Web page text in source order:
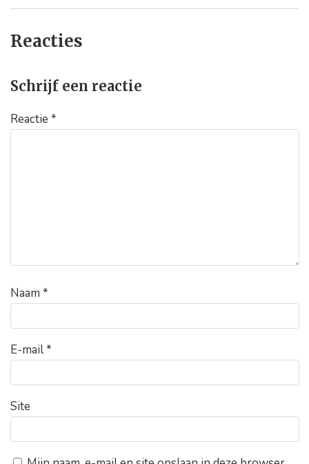
Reacties
Schrijf een reactie
Reactie *
Naam *
E-mail*
Site